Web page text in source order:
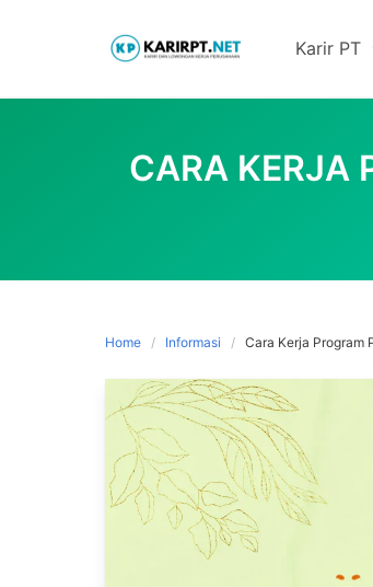
Karir PT
CARA KERJA
Home Informasi Cara Kerja Program